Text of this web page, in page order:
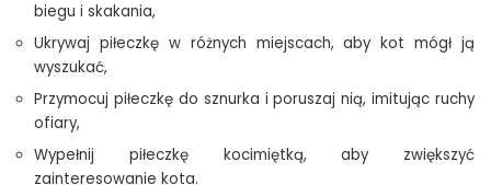
biegu i skakania,
Ukrywaj piłeczkę w różnych miejscach, aby kot mógł ją
wyszukać,
Przymocuj piłeczkę do sznurka i poruszaj nią, imitując ruchy
ofiary,
Wypełnij piłeczkę kocimiętką, aby zwiększyć
zainteresowanie kota.